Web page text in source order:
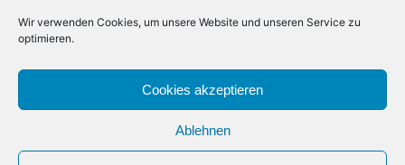
Wir verwenden Cookies, um unsere Website und unseren Service zu
optimieren.
Cookies akzeptieren
Ablehnen